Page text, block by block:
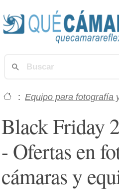
: Equipo para fotografía
Black Friday
- Ofertas en
cámaras y